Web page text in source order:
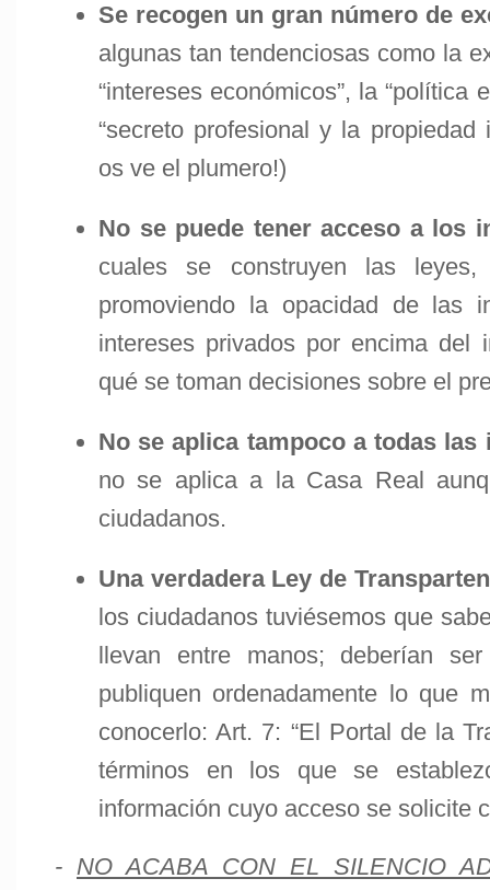
Se recogen un gran número de
algunas tan tendenciosas como la
“intereses económicos”, la “política
“secreto profesional y la propiedad
os ve el plumero!)
No se puede tener acceso a los
cuales se construyen las
promoviendo la opacidad de las
intereses privados por encima del
qué se toman decisiones sobre el
No se aplica tampoco a todas las
no se aplica a la Casa Real
ciudadanos.
Una verdadera Ley de
los ciudadanos tuviésemos que
llevan entre manos; deberían
publiquen ordenadamente lo que
conocerlo: Art. 7: “El Portal de la
términos en los que se
información cuyo acceso se solicite
- NO ACABA CON EL SILENCIO